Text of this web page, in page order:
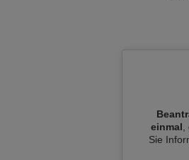
einmal
Sie